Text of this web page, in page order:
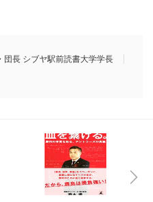
団長 シブヤ駅前読書大学学長